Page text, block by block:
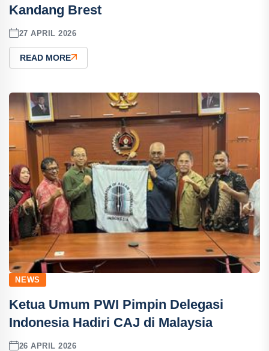
Kandang Brest
27 APRIL 2026
READ MORE
NEWS
Ketua Umum PWI Pimpin Delegasi
Indonesia Hadiri CAJ di Malaysia
26 APRIL 2026